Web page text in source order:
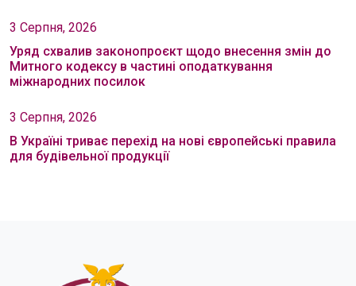
3 Серпня, 2026
Уряд схвалив законопроєкт щодо внесення змін до
Митного кодексу в частині оподаткування
міжнародних посилок
3 Серпня, 2026
В Україні триває перехід на нові європейські правила
для будівельної продукції